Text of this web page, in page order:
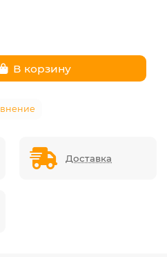
В корзину
Доставка